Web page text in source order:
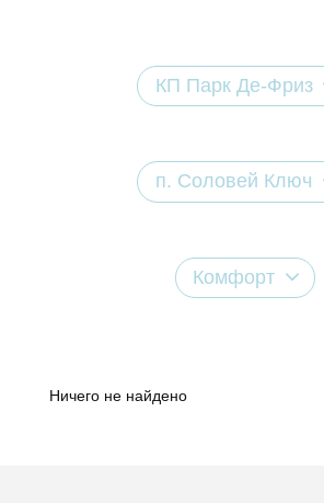
КП Парк Де-Фриз
п. Соловей Ключ
Комфорт
Ничего не найдено